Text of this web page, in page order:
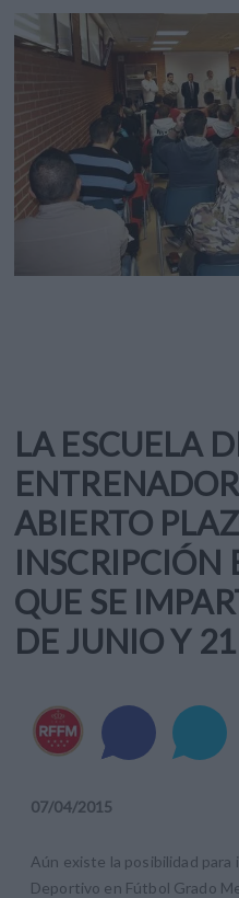
LA ESCUELA
ABIERTO
INSCRIPCIÓN
QUE SE
DE JUNIO Y
07/04/2015
Aún existe la posibilidad
Deportivo en Fútbol Grado